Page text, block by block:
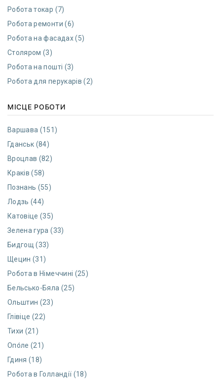
Робота токар (7)
Робота ремонти (6)
Робота на фасадах (5)
Столяром (3)
Робота на пошті (3)
Робота для перукарів (2)
МІСЦЕ РОБОТИ
Варшава (151)
Гданcьк (84)
Вроцлав (82)
Краків (58)
Познань (55)
Лодзь (44)
Катовіце (35)
Зелена гура (33)
Бидгощ (33)
Щецин (31)
Робота в Німеччині (25)
Бельсько-Бяла (25)
Ольштин (23)
Глівіце (22)
Тихи (21)
Опо́ле (21)
Гдиня (18)
Робота в Голландії (18)